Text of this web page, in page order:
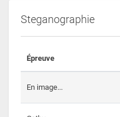
Steganographie
Épreuve
En image...